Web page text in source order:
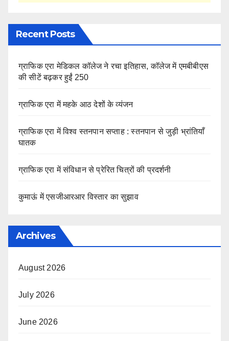
Recent Posts
ग्राफिक एरा मेडिकल कॉलेज ने रचा इतिहास, कॉलेज में एमबीबीएस
की सीटें बढ़कर हुईं 250
ग्राफिक एरा में महके आठ देशों के व्यंजन
ग्राफिक एरा में विश्व स्तनपान सप्ताह : स्तनपान से जुड़ी भ्रांतियाँ
घातक
ग्राफिक एरा में संविधान से प्रेरित चित्रों की प्रदर्शनी
कुमाऊं में एसजीआरआर विस्तार का सुझाव
Archives
August 2026
July 2026
June 2026